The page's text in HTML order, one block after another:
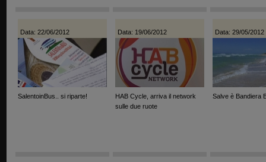
Data: 22/06/2012
SalentoinBus.. si riparte!
Data: 19/06/2012
HAB Cycle, arriva il network
sulle due ruote
Data: 29/05/2012
Salve è Bandiera